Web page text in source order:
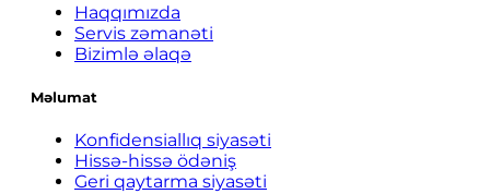
Haqqımızda
Servis zəmanəti
Bizimlə əlaqə
Məlumat
Konfidensiallıq siyasəti
Hissə-hissə ödəniş
Geri qaytarma siyasəti